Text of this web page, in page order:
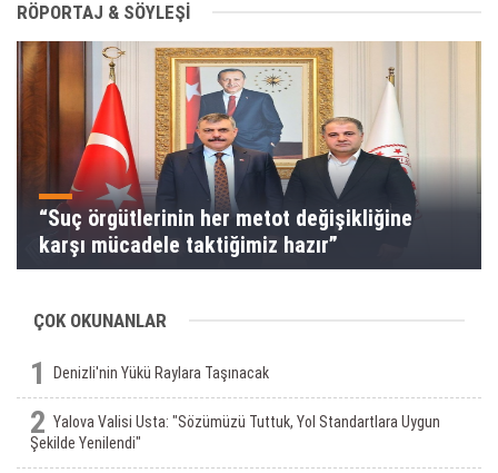
RÖPORTAJ & SÖYLEŞİ
“Suç örgütlerinin her metot değişikliğine
karşı mücadele taktiğimiz hazır”
ÇOK OKUNANLAR
1 Denizli'nin Yükü Raylara Taşınacak
2 Yalova Valisi Usta: "Sözümüzü Tuttuk, Yol Standartlara Uygun
Şekilde Yenilendi"